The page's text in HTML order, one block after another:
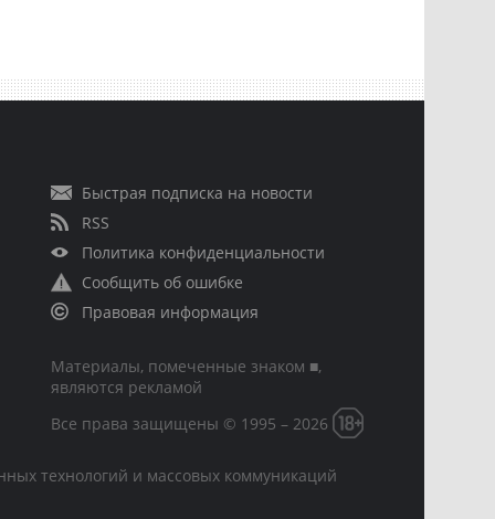
Быстрая подписка на новости
RSS
Политика конфиденциальности
Сообщить об ошибке
Правовая информация
Материалы, помеченные знаком ■,
являются рекламой
Все права защищены © 1995 – 2026
технологий и массовых коммуникаций